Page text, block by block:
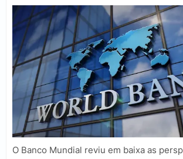
O Banco Mundial reviu em baixa as